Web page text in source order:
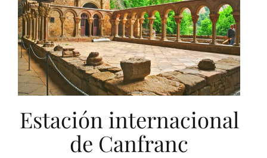
Estación internacional
de Canfranc